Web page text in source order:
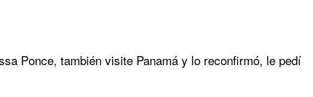
Ponce, también visite Panamá y lo reconfirmó, le pedí